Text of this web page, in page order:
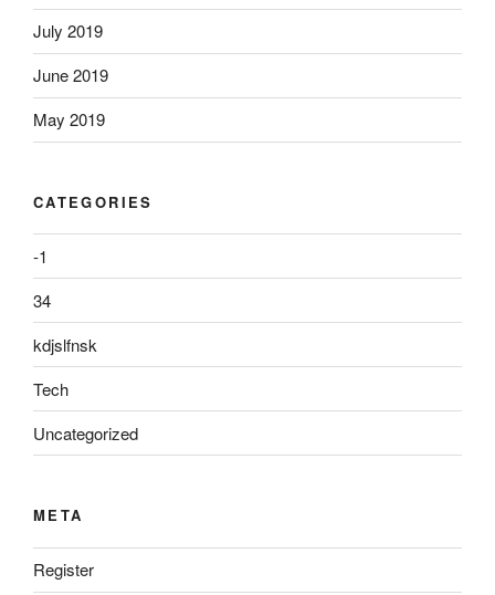
July 2019
June 2019
May 2019
CATEGORIES
-1
34
kdjslfnsk
Tech
Uncategorized
META
Register